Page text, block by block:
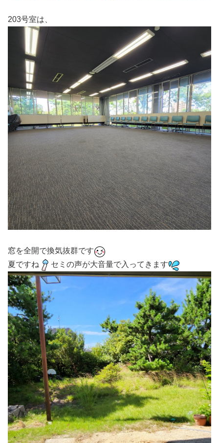
203号室は、
窓を全開で換気抜群です
夏ですね
セミの声が大音量で入ってきます